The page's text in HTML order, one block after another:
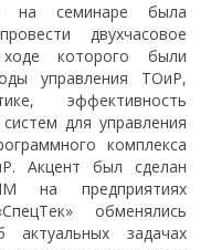
на семинаре была
двухчасовое
которого были
управления ТОиР,
эффективность
для управления
комплекса
Акцент был сделан
на предприятиях
обменялись
задачах